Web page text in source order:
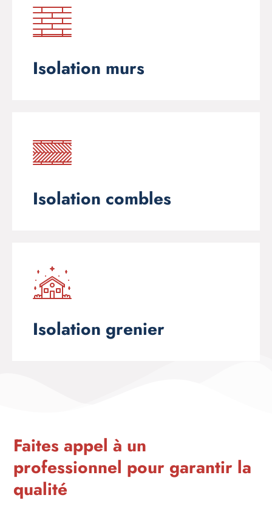
Isolation murs
Isolation combles
Isolation grenier
Faites appel à un
professionnel pour garantir la
qualité